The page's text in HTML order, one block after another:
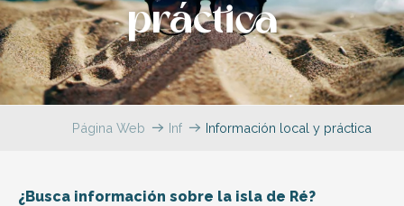
práctica
Página Web InfórmeseInformación local y práctica
¿Busca información sobre la isla de Ré?